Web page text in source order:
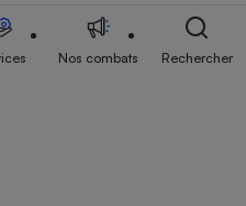
Nos combats Rechercher